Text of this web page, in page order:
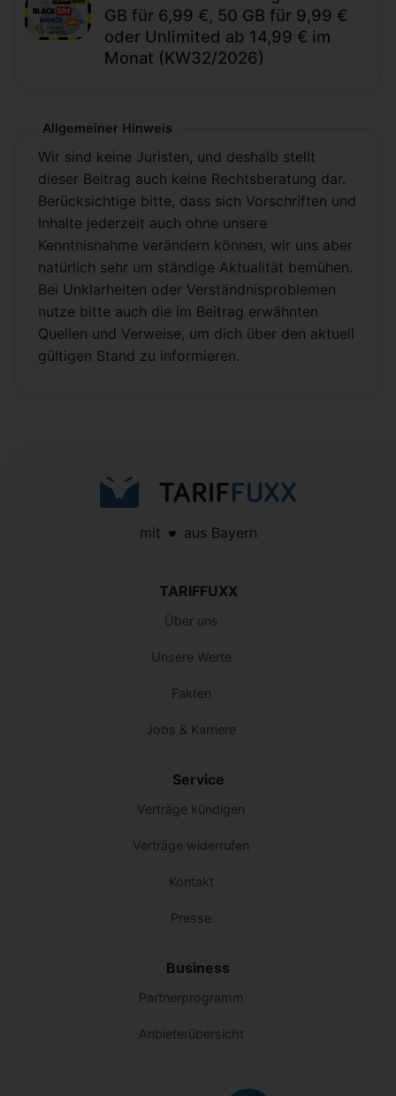
GB für 6,99 €, 50 GB für 9,99 €
oder Unlimited ab 14,99 € im
Monat (KW32/2026)
Allgemeiner Hinweis
Wir sind keine Juristen, und deshalb stellt
dieser Beitrag auch keine Rechtsberatung dar.
Berücksichtige bitte, dass sich Vorschriften und
Inhalte jederzeit auch ohne unsere
Kenntnisnahme verändern können, wir uns aber
natürlich sehr um ständige Aktualität bemühen.
Bei Unklarheiten oder Verständnisproblemen
nutze bitte auch die im Beitrag erwähnten
Quellen und Verweise, um dich über den aktuell
gültigen Stand zu informieren.
mit aus Bayern
TARIFFUXX
Über uns
Unsere Werte
Fakten
Jobs & Karriere
Service
Verträge kündigen
Verträge widerrufen
Kontakt
Presse
Business
Partnerprogramm
Anbieterübersicht